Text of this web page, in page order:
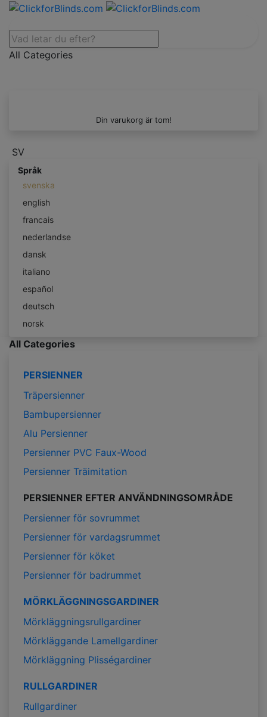
All Categories
Din varukorg är tom!
SV
Språk
svenska
english
francais
nederlandse
dansk
italiano
español
deutsch
norsk
All Categories
PERSIENNER
Träpersienner
Bambupersienner
Alu Persienner
Persienner PVC Faux-Wood
Persienner Träimitation
PERSIENNER EFTER ANVÄNDNINGSOMRÅDE
Persienner för sovrummet
Persienner för vardagsrummet
Persienner för köket
Persienner för badrummet
MÖRKLÄGGNINGSGARDINER
Mörkläggningsrullgardiner
Mörkläggande Lamellgardiner
Mörkläggning Plisségardiner
RULLGARDINER
Rullgardiner